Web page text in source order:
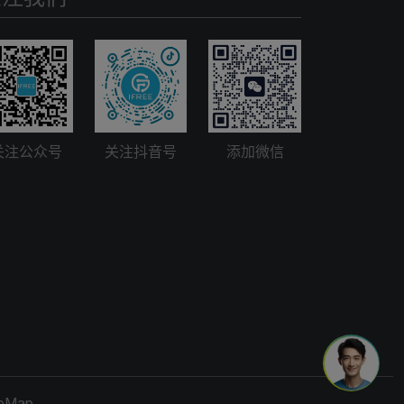
注公众号 关注抖音号 添加微信